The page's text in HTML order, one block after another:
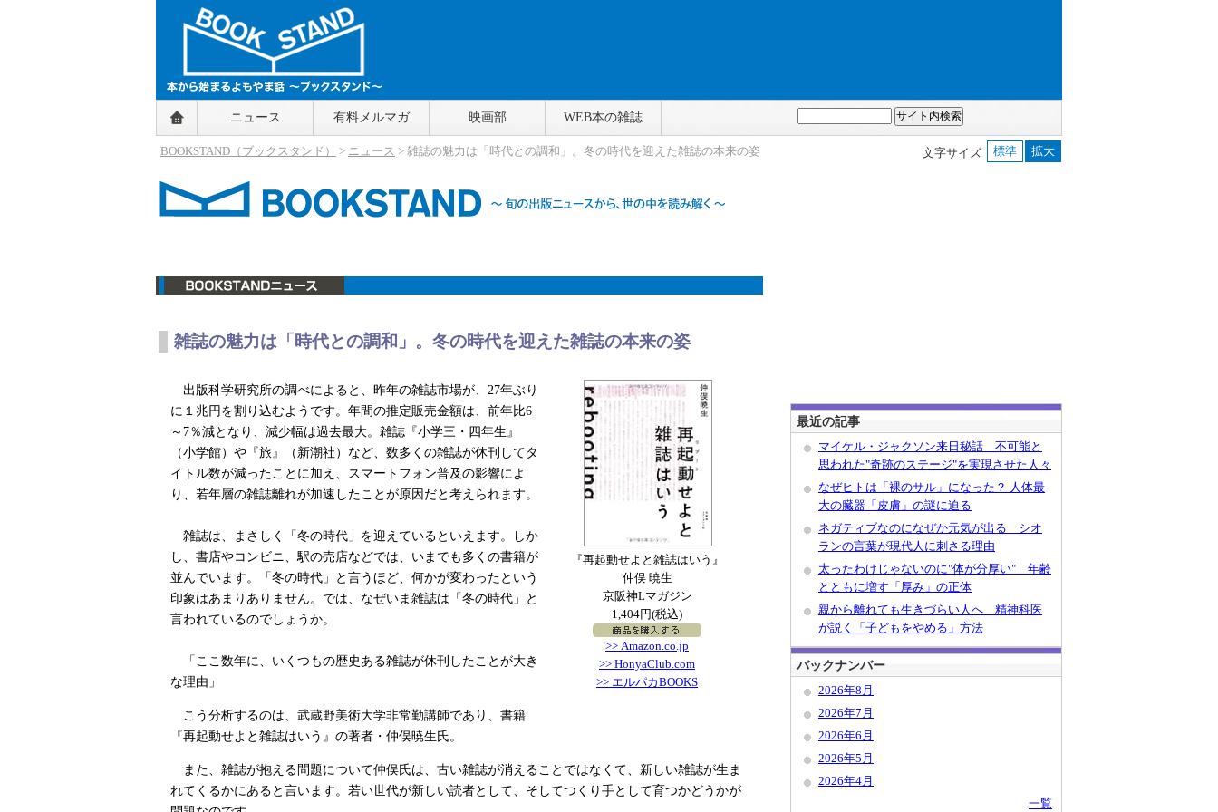
BOOKSTAND（ブックスタンド）
～本から始まるよもやま話～
BOOKSTAND（ブ
ニュース 有料メルマガ 映画部 WEB本の雑誌
文字サイズ 標準 拡大
BOOKSTAND（ブックスタンド） > ニュース > 雑誌の魅力は「時代との調和」。冬の時代を迎えた雑誌の本来の姿
雑誌の魅力は「時代との調和」。冬の時代を迎えた雑誌の本来の姿
『再起動せよと雑誌はいう』
仲俣 暁生
京阪神Lマガジン
1,404円(税込)
>> Amazon.co.jp
>> HonyaClub.com
>> エルパカBOOKS
出版科学研究所の調べによると、昨年の雑誌市場が、27年ぶり
に１兆円を割り込むようです。年間の推定販売金額は、前年比6
～7％減となり、減少幅は過去最大。雑誌『小学三・四年生』
（小学館）や『旅』（新潮社）など、数多くの雑誌が休刊してタ
イトル数が減ったことに加え、スマートフォン普及の影響によ
り、若年層の雑誌離れが加速したことが原因だと考えられます。
雑誌は、まさしく「冬の時代」を迎えているといえます。しか
し、書店やコンビニ、駅の売店などでは、いまでも多くの書籍が
並んでいます。「冬の時代」と言うほど、何かが変わったという
印象はあまりありません。では、なぜいま雑誌は「冬の時代」と
言われているのでしょうか。
「ここ数年に、いくつもの歴史ある雑誌が休刊したことが大き
な理由」
こう分析するのは、武蔵野美術大学非常勤講師であり、書籍
『再起動せよと雑誌はいう』の著者・仲俣暁生氏。
また、雑誌が抱える問題について仲俣氏は、古い雑誌が消えることではなくて、新しい雑誌が生ま
れてくるかにあると言います。若い世代が新しい読者として、そしてつくり手として育つかどうかが
最近の記事
マイケル・ジャクソン来日秘話 不可能と
思われた"奇跡のステージ"を実現させた人々
なぜヒトは「裸のサル」になった？ 人体最
大の臓器「皮膚」の謎に迫る
ネガティブなのになぜか元気が出る シオ
ランの言葉が現代人に刺さる理由
太ったわけじゃないのに"体が分厚い" 年齢
とともに増す「厚み」の正体
親から離れても生きづらい人へ 精神科医
が説く「子どもをやめる」方法
バックナンバー
2026年8月
2026年7月
2026年6月
2026年5月
2026年4月
一覧